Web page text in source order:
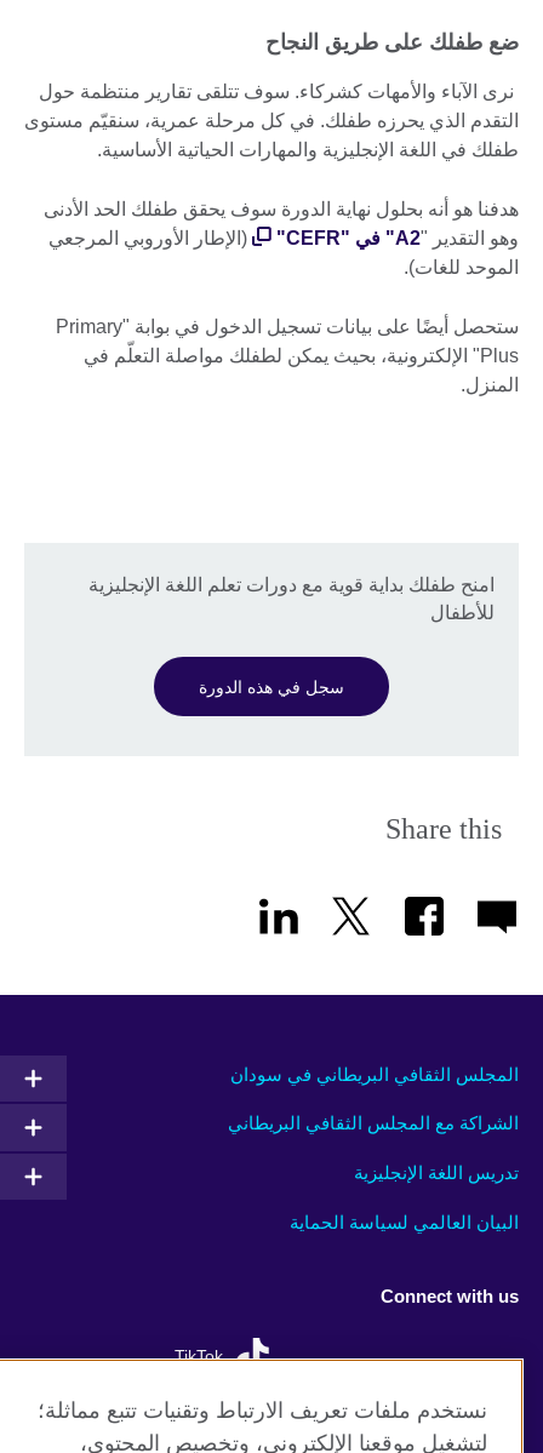
ضع طفلك على طريق النجاح
نرى الآباء والأمهات كشركاء. سوف تتلقى تقارير منتظمة حول
التقدم الذي يحرزه طفلك. في كل مرحلة عمرية، سنقيّم مستوى
طفلك في اللغة الإنجليزية والمهارات الحياتية الأساسية.
هدفنا هو أنه بحلول نهاية الدورة سوف يحقق طفلك الحد الأدنى
وهو التقدير "A2" في "CEFR"
(الإطار الأوروبي المرجعي
الموحد للغات).
ستحصل أيضًا على بيانات تسجيل الدخول في بوابة "Primary
Plus" الإلكترونية، بحيث يمكن لطفلك مواصلة التعلّم في
المنزل.
امنح طفلك بداية قوية مع دورات تعلم اللغة الإنجليزية
للأطفال
سجل في هذه الدورة
Share this
المجلس الثقافي البريطاني في سودان
الشراكة مع المجلس الثقافي البريطاني
تدريس اللغة الإنجليزية
البيان العالمي لسياسة الحماية
Connect with us
TikTok
نستخدم ملفات تعريف الارتباط وتقنيات تتبع مماثلة؛
لتشغيل موقعنا الإلكتروني، وتخصيص المحتوى،